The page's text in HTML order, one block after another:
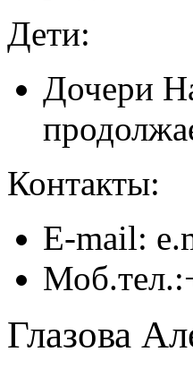
Дети:
Дочери
Контакты:
E-mail:
Глазова